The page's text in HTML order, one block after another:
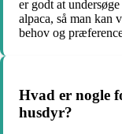
er godt at
alpaca, så man kan
behov og
Hvad er nogle
husdyr?